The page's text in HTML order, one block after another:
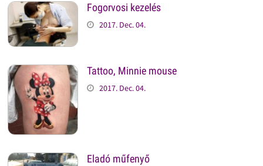
Fogorvosi kezelés
2017. Dec. 04.
Tattoo, Minnie mouse
2017. Dec. 04.
Eladó műfenyő